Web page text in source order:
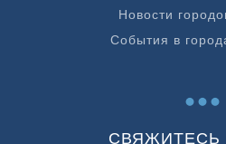
Новости
События в
...
СВЯЖИТЕСЬ